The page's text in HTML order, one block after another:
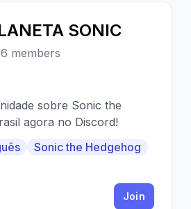
SONIC
members
sobre Sonic the
agora no Discord!
Sonic the Hedgehog
Join